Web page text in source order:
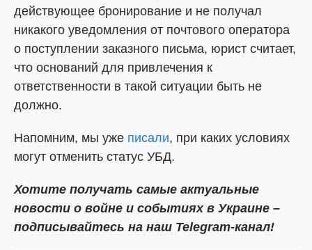
действующее бронирование и не получал
никакого уведомления от почтового оператора
о поступлении заказного письма, юрист считает,
что оснований для привлечения к
ответственности в такой ситуации быть не
должно.
Напомним, мы уже писали, при каких условиях
могут отменить статус УБД.
Хотите получать самые актуальные
новости о войне и событиях в Украине –
подписывайтесь на наш Telegram-канал!